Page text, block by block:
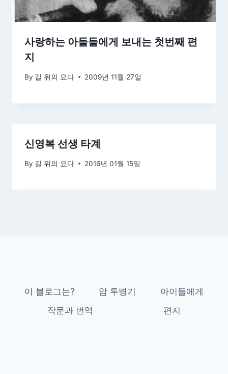
사랑하는 아들들에게 보내는 첫번째 편
지
By 길 위의 요다 2009년 11월 27일
신영복 선생 타계
By 길 위의 요다 2016년 01월 15일
이 블로그는? 암 투병기
아이들에게
작문과 번역
편지